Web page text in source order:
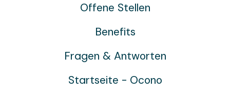
Offene Stellen
Benefits
Fragen & Antworten
Startseite - Ocono